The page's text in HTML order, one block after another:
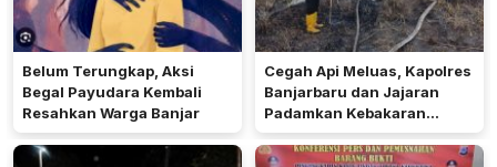
Belum Terungkap, Aksi
Begal Payudara Kembali
Resahkan Warga Banjar
Cegah Api Meluas, Kapolres
Banjarbaru dan Jajaran
Padamkan Kebakaran
Lahan